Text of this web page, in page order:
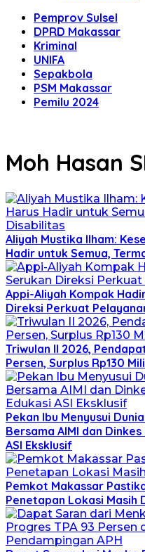
Pemprov Sulsel
DPRD Makassar
Kriminal
UNIFA
Sepakbola
PSM Makassar
Pemilu 2024
Moh Hasan
Aliyah Mustika Ilham:
Hadir untuk Semua,
Appi-Aliyah Kompak
Direksi Perkuat
Triwulan II 2026,
Persen, Surplus Rp130
Pekan Ibu Menyusui
Bersama AIMI dan
ASI Eksklusif
Pemkot Makassar
Penetapan Lokasi Masih